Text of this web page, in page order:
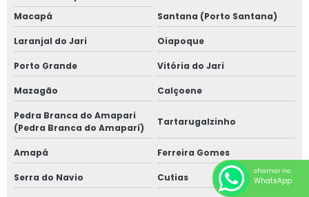
Macapá
Santana (Porto Santana)
Laranjal do Jari Oiapoque
Porto Grande Vitória do Jari
Mazagão Calçoene
Pedra Branca do Amapari
(Pedra Branca do Amaparí)
Tartarugalzinho
Amapá Ferreira Gomes
Serra do Navio Cutias
chamar no
WhatsApp